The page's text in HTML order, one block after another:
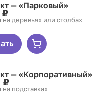
— «Парковый»
₽
на деревьях или столбах
— «Корпоративный»
₽
на подставках